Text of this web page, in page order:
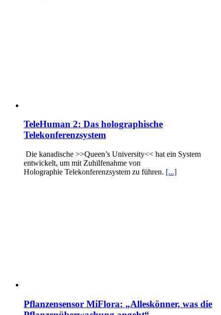
TeleHuman 2: Das holographische
Telekonferenzsystem
Die kanadische >>Queen’s University<< hat ein System
entwickelt, um mit Zuhilfenahme von
Holographie Telekonferenzsystem zu führen. [...]
Pflanzensensor MiFlora: „Alleskönner, was die